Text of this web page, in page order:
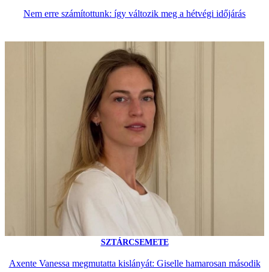
Nem erre számítottunk: így változik meg a hétvégi időjárás
SZTÁRCSEMETE
Axente Vanessa megmutatta kislányát: Giselle hamarosan második